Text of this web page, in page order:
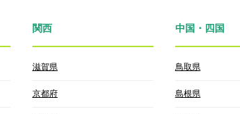
関西
滋賀県
京都府
中国・四国
鳥取県
島根県